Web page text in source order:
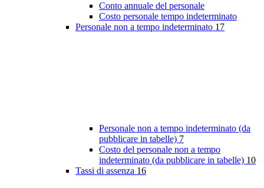
Conto annuale del personale
Costo personale tempo indeterminato
Personale non a tempo indeterminato 17
Personale non a tempo indeterminato (da
pubblicare in tabelle) 7
Costo del personale non a tempo
indeterminato (da pubblicare in tabelle) 10
Tassi di assenza 16